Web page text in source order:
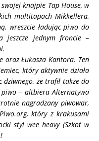
knajpie Tap House, w
multitapach Mikkellera,
wreszcie ładując piwo do
jednym froncie –
oraz Łukasza Kantora. Ten
który aktywnie działa
dziwnego, że trafił także do
– altbiera Alternatywa
nagradzany piwowar,
który z krakusami
styl wee heavy (Szkot w